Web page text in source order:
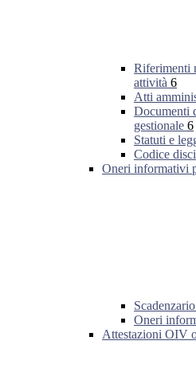
Riferimenti
attività 6
Atti
Documenti
gestionale 6
Statuti e
Codice
Oneri informativi
Oneri
Attestazioni OIV